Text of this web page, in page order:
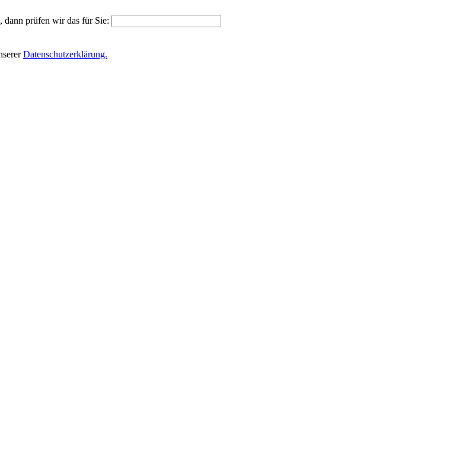
dann prüfen wir das für Sie:
Datenschutzerklärung.